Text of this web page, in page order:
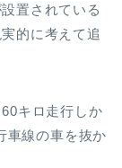
置されている
的に考えて追
キロ走行しか
車線の車を抜か